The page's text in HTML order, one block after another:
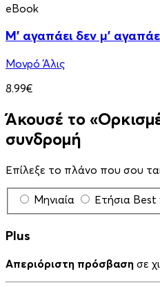
eBook
Μ' αγαπάει δεν μ'
Μονρό Άλις
8.99€
Άκουσέ το
συνδρομή
Επίλεξε το πλάνο που σου
Μηνιαία Ετήσια Best
Plus
Απεριόριστη πρόσβαση σε